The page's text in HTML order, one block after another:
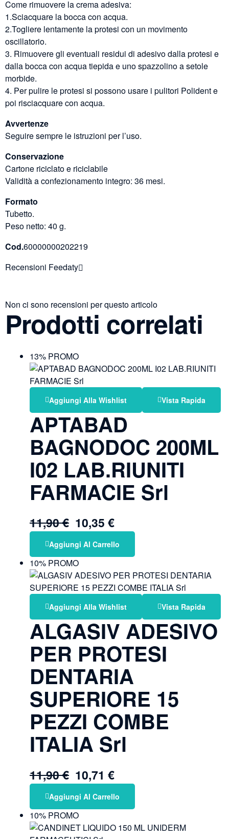
Come rimuovere la crema adesiva:
1.Sciacquare la bocca con acqua.
2.Togliere lentamente la protesi con un movimento
oscillatorio.
3. Rimuovere gli eventuali residui di adesivo dalla protesi e
dalla bocca con acqua tiepida e uno spazzolino a setole
morbide.
4. Per pulire le protesi si possono usare i pulitori Polident e
poi risciacquare con acqua.
Avvertenze
Seguire sempre le istruzioni per l’uso.
Conservazione
Cartone riciclato e riciclabile
Validità a confezionamento integro: 36 mesi.
Formato
Tubetto.
Peso netto: 40 g.
Cod.60000000202219
Recensioni Feedaty
Non ci sono recensioni per questo articolo
Prodotti correlati
13% PROMO
Aggiungi Alla Wishlist Vista Rapida
APTABAD
BAGNODOC 200ML
I02 LAB.RIUNITI
FARMACIE Srl
11,90€ 10,35 €
Aggiungi Al Carrello
10% PROMO
Aggiungi Alla Wishlist Vista Rapida
ALGASIV ADESIVO
PER PROTESI
DENTARIA
SUPERIORE 15
PEZZI COMBE
ITALIA Srl
11,90€ 10,71 €
Aggiungi Al Carrello
10% PROMO